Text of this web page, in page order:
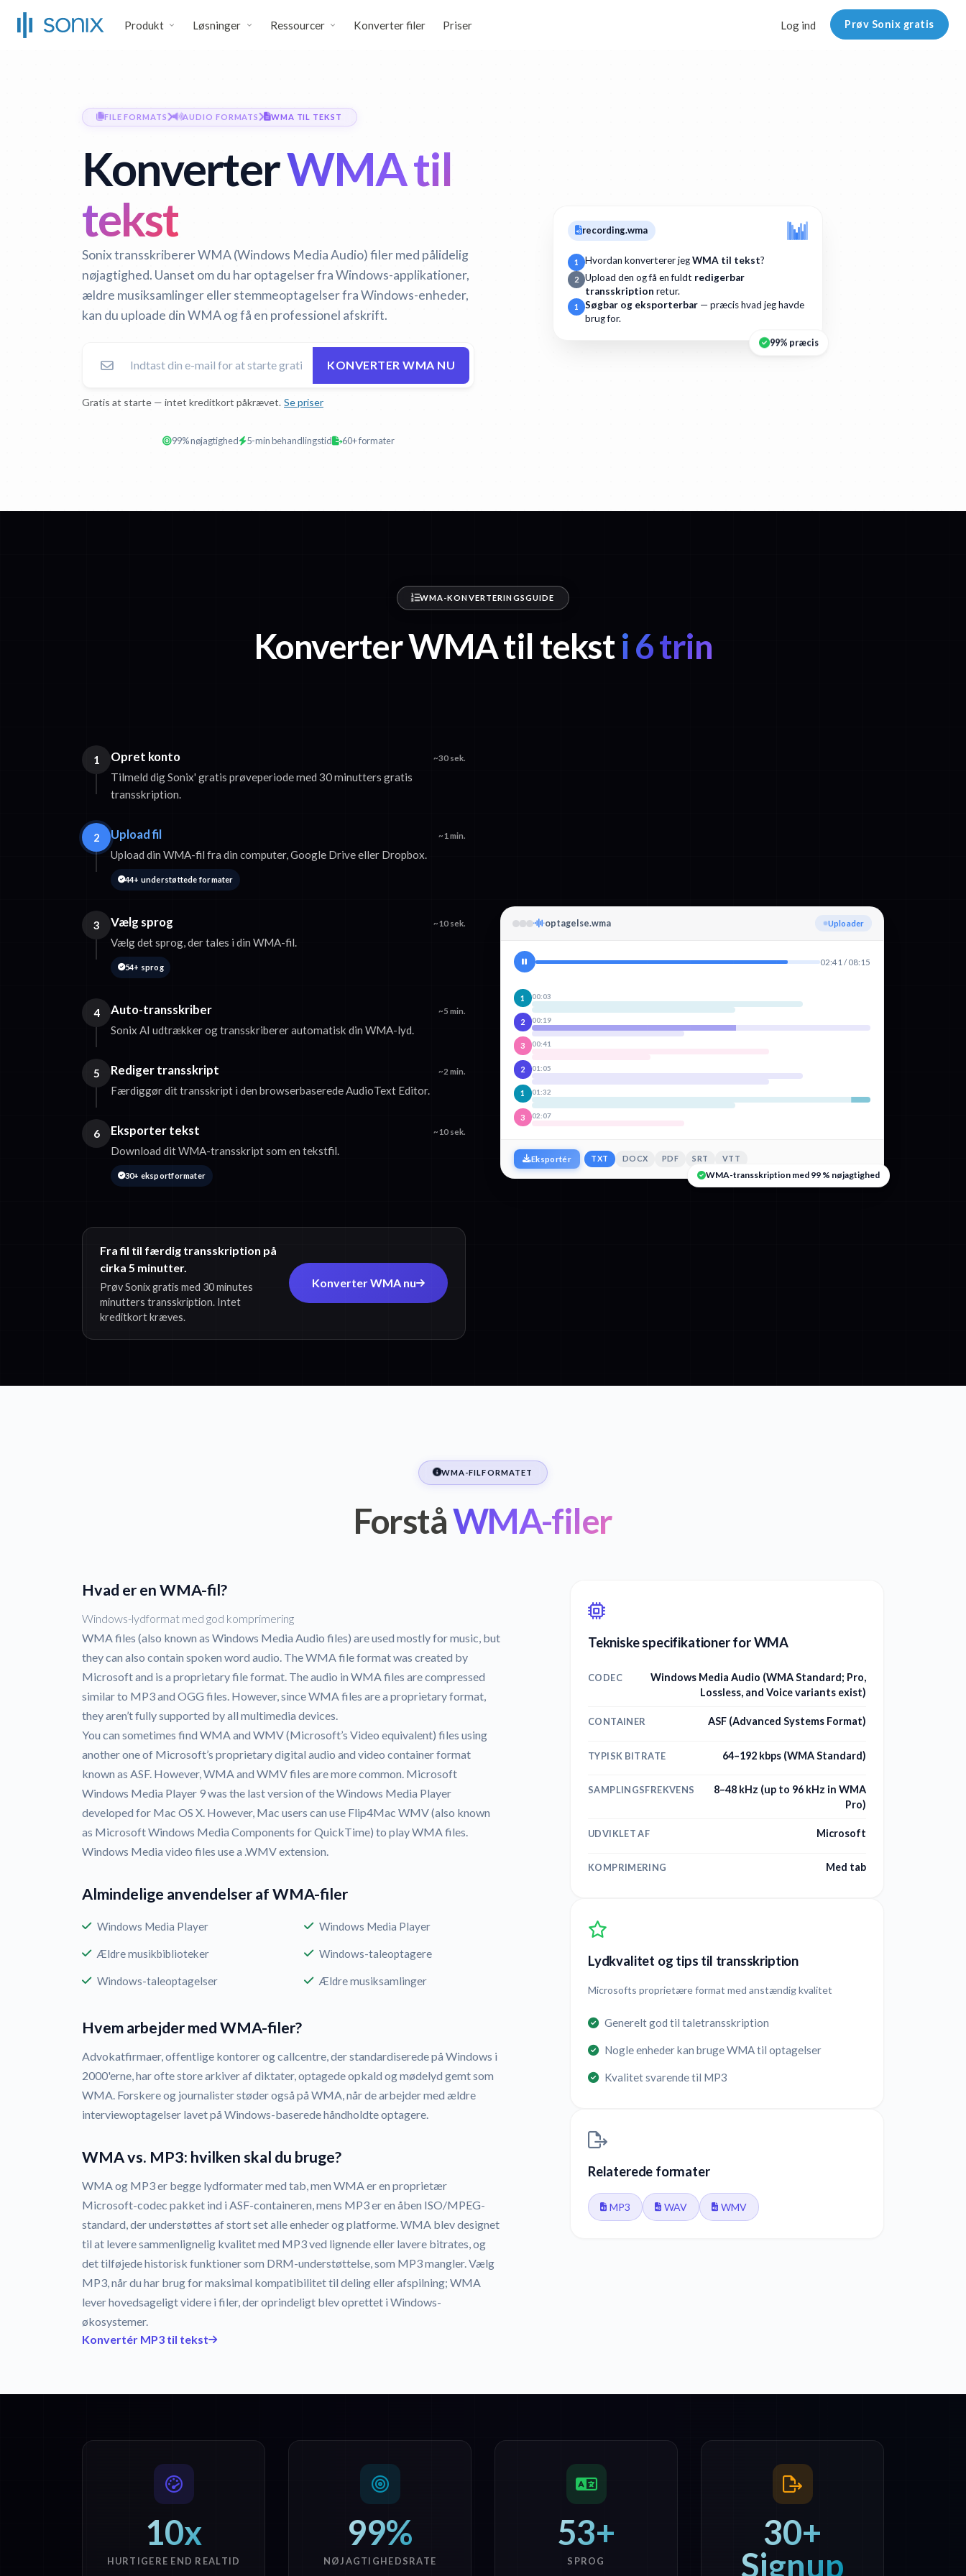
Produkt Løsninger Ressourcer Konverter filer Priser Log ind Prøv Sonix gratis
FILE FORMATS AUDIO FORMATS WMA TIL TEKST
KonverterWMA til
tekst
Sonix transskriberer WMA (Windows Media Audio) filer med pålidelig
nøjagtighed. Uanset om du har optagelser fra Windows-applikationer,
ældre musiksamlinger eller stemmeoptagelser fra Windows-enheder,
kan du uploade din WMA og få en professionel afskrift.
KONVERTER WMA NU
Gratis at starte — intet kreditkort påkrævet. Se priser
99% nøjagtighed 5-min behandlingstid 60+ formater
recording.wma
1 Hvordan konverterer jegWMA til tekst?
2 Upload den og få en fuldt redigerbar
transskription retur.
1 Søgbar og eksporterbar — præcis hvad jeg havde
brug for.
99% præcis
WMA-KONVERTERINGSGUIDE
Konverter WMA til teksti 6 trin
1 Opret konto ~30 sek.
Tilmeld dig Sonix' gratis prøveperiode med 30 minutters gratis
transskription.
2 Upload fil ~1 min.
Upload din WMA-fil fra din computer, Google Drive eller Dropbox.
44+ understøttede formater
3 Vælg sprog ~10 sek.
Vælg det sprog, der tales i din WMA-fil.
54+ sprog
4 Auto-transskriber ~5 min.
Sonix AI udtrækker og transskriberer automatisk din WMA-lyd.
5 Rediger transskript ~2 min.
Færdiggør dit transskript i den browserbaserede AudioText Editor.
6 Eksporter tekst ~10 sek.
Download dit WMA-transskript som en tekstfil.
30+ eksportformater
Fra fil til færdig transskription på
cirka 5 minutter.
Prøv Sonix gratis med 30 minutes
minutters transskription. Intet
kreditkort kræves.
Konverter WMA nu
optagelse.wma Registrerer sprog
02:41 / 08:15
1 00:03
2 00:19
3 00:41
2 01:05
1 01:32
3 02:07
Eksportér TXT DOCX PDF SRT VTT
WMA-transskription med 99 % nøjagtighed
WMA-FILFORMATET
ForståWMA-filer
Hvad er en WMA-fil?
Windows-lydformat med god komprimering
WMA files (also known as Windows Media Audio files) are used mostly for music, but
they can also contain spoken word audio. The WMA file format was created by
Microsoft and is a proprietary file format. The audio in WMA files are compressed
similar to MP3 and OGG files. However, since WMA files are a proprietary format,
they aren’t fully supported by all multimedia devices.
You can sometimes find WMA and WMV (Microsoft’s Video equivalent) files using
another one of Microsoft’s proprietary digital audio and video container format
known as ASF. However, WMA and WMV files are more common. Microsoft
Windows Media Player 9 was the last version of the Windows Media Player
developed for Mac OS X. However, Mac users can use Flip4Mac WMV (also known
as Microsoft Windows Media Components for QuickTime) to play WMA files.
Windows Media video files use a .WMV extension.
Almindelige anvendelser af WMA-filer
Windows Media Player
Ældre musikbiblioteker
Windows-taleoptagelser
Windows Media Player
Windows-taleoptagere
Ældre musiksamlinger
Hvem arbejder med WMA-filer?
Advokatfirmaer, offentlige kontorer og callcentre, der standardiserede på Windows i
2000'erne, har ofte store arkiver af diktater, optagede opkald og mødelyd gemt som
WMA. Forskere og journalister støder også på WMA, når de arbejder med ældre
interviewoptagelser lavet på Windows-baserede håndholdte optagere.
WMA vs. MP3: hvilken skal du bruge?
WMA og MP3 er begge lydformater med tab, men WMA er en proprietær
Microsoft-codec pakket ind i ASF-containeren, mens MP3 er en åben ISO/MPEG-
standard, der understøttes af stort set alle enheder og platforme. WMA blev designet
til at levere sammenlignelig kvalitet med MP3 ved lignende eller lavere bitrates, og
det tilføjede historisk funktioner som DRM-understøttelse, som MP3 mangler. Vælg
MP3, når du har brug for maksimal kompatibilitet til deling eller afspilning; WMA
lever hovedsageligt videre i filer, der oprindeligt blev oprettet i Windows-
økosystemer.
Konvertér MP3 til tekst
Tekniske specifikationer for WMA
CODEC
Windows Media Audio (WMA Standard; Pro,
Lossless, and Voice variants exist)
CONTAINER ASF (Advanced Systems Format)
TYPISK BITRATE 64–192 kbps (WMA Standard)
SAMPLINGSFREKVENS
8–48 kHz (up to 96 kHz in WMA
Pro)
UDVIKLET AF Microsoft
KOMPRIMERING Med tab
Lydkvalitet og tips til transskription
Microsofts proprietære format med anstændig kvalitet
Generelt god til taletransskription
Nogle enheder kan bruge WMA til optagelser
Kvalitet svarende til MP3
Relaterede formater
MP3 WAV WMV
10x
HURTIGERE END REALTID
99%
NØJAGTIGHEDSRATE
53+
SPROG
30+
Signup